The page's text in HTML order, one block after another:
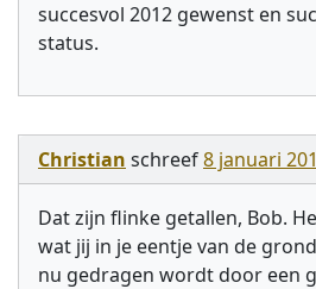
succesvol 2012 gewenst en
status.
Christian schreef8 januari
Dat zijn flinke getallen, Bob.
wat jij in je eentje van de
nu gedragen wordt door een